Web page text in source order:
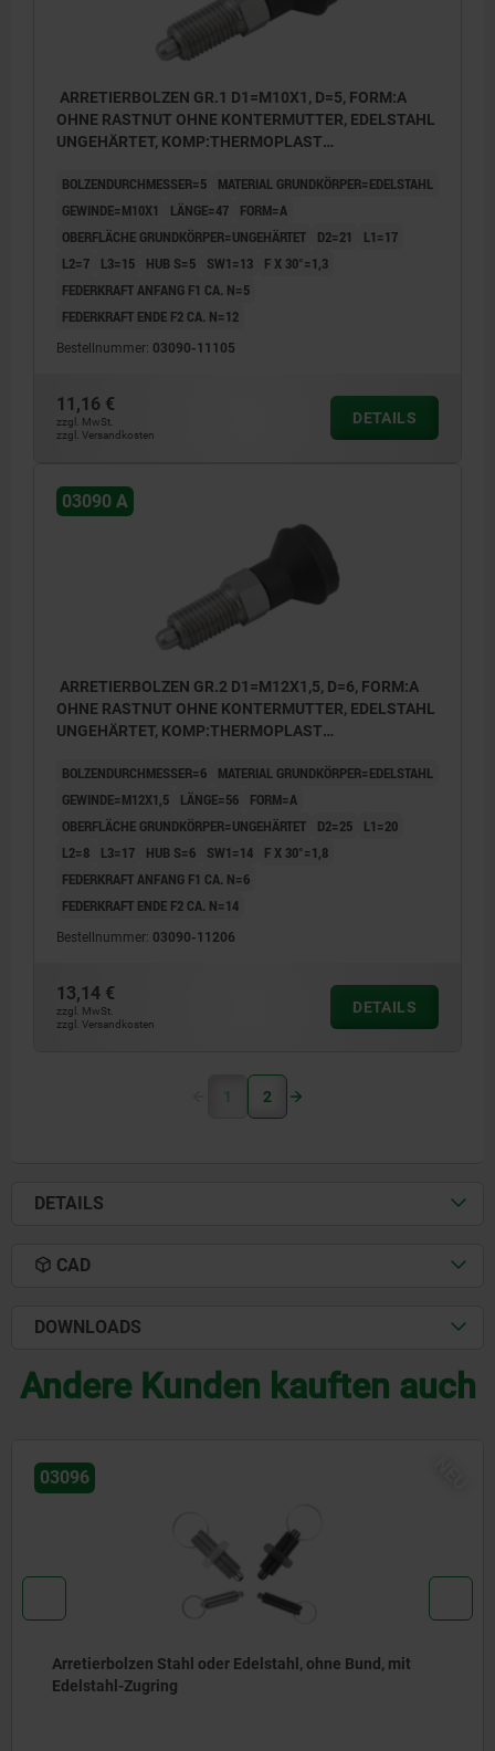
ARRETIERBOLZEN GR.1 D1=M10X1, D=5, FORM:A
OHNE RASTNUT OHNE KONTERMUTTER, EDELSTAHL
UNGEHÄRTET, KOMP:THERMOPLAST
RAL7021
BOLZENDURCHMESSER=5
MATERIAL GRUNDKÖRPER=EDELSTAHL
GEWINDE=M10X1
LÄNGE=47
FORM=A
OBERFLÄCHE GRUNDKÖRPER=UNGEHÄRTET
D2=21
L1=17
L2=7
L3=15 HUB S=5 SW1=13
F X 30°=1,3
FEDERKRAFT ANFANG F1 CA. N=5
FEDERKRAFT ENDE F2 CA. N=12
Bestellnummer: 03090-11105
11,16 €
zzgl. MwSt.
zzgl. Versandkosten
DETAILS
03090 A
ARRETIERBOLZEN GR.2 D1=M12X1,5, D=6, FORM:A
OHNE RASTNUT OHNE KONTERMUTTER, EDELSTAHL
UNGEHÄRTET, KOMP:THERMOPLAST
RAL7021
BOLZENDURCHMESSER=6
MATERIAL GRUNDKÖRPER=EDELSTAHL
GEWINDE=M12X1,5
LÄNGE=56
FORM=A
OBERFLÄCHE GRUNDKÖRPER=UNGEHÄRTET
D2=25
L1=20
L2=8
L3=17 HUB S=6 SW1=14
F X 30°=1,8
FEDERKRAFT ANFANG F1 CA. N=6
FEDERKRAFT ENDE F2 CA. N=14
Bestellnummer: 03090-11206
13,14 €
zzgl. MwSt.
zzgl. Versandkosten
DETAILS
1 2
DETAILS
CAD
DOWNLOADS
Andere Kunden kauften auch
03092
Arretierbolzen Stahl oder Edelstahl, kurze Ausführung,
mit Gewindezapfen